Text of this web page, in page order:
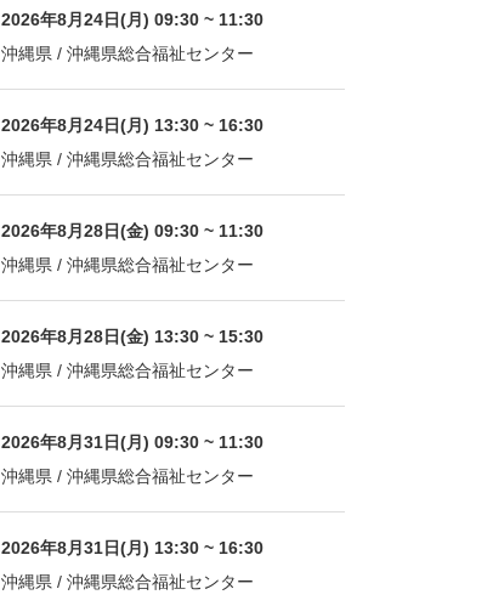
2026年8月24日(月) 09:30 ~ 11:30
沖縄県 / 沖縄県総合福祉センター
2026年8月24日(月) 13:30 ~ 16:30
沖縄県 / 沖縄県総合福祉センター
2026年8月28日(金) 09:30 ~ 11:30
沖縄県 / 沖縄県総合福祉センター
2026年8月28日(金) 13:30 ~ 15:30
沖縄県 / 沖縄県総合福祉センター
2026年8月31日(月) 09:30 ~ 11:30
沖縄県 / 沖縄県総合福祉センター
2026年8月31日(月) 13:30 ~ 16:30
沖縄県 / 沖縄県総合福祉センター